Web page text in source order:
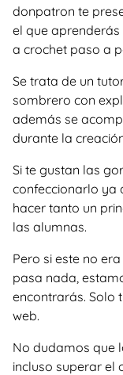
donpatron te
el que
a crochet paso a
Se trata de un
sombrero con
además se
durante la
Si te gustan las
confeccionarlo ya
hacer tanto un
las alumnas.
Pero si este no
pasa nada,
encontrarás. Solo
web.
No dudamos que
incluso superar el